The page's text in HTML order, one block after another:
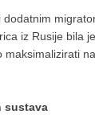
iz Rusije bila
sustava